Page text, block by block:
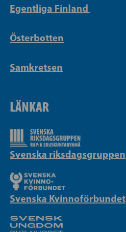
Egentliga Finland
Österbotten
Samkretsen
LÄNKAR
Svenska riksdagsgruppen
Svenska Kvinnoförbundet